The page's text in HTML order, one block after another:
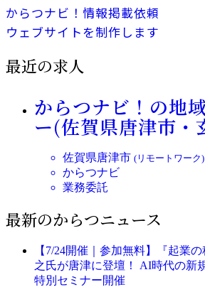
からつナビ！情報掲載依頼
ウェブサイトを制作します
最近の求人
からつナビ！の地
ー(佐賀県唐津市・
佐賀県唐津市 (リモートワーク)
からつナビ
業務委託
最新のからつニュース
【7/24開催｜参加無料】『起業
之氏が唐津に登壇！ AI時代の新
特別セミナー開催